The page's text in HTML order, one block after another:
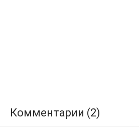
Комментарии (2)